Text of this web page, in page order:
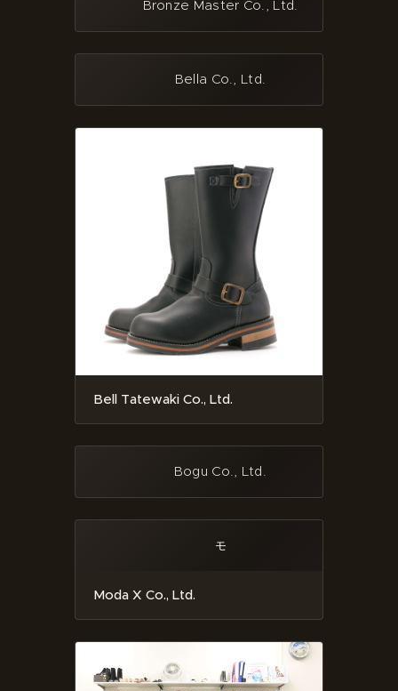
Bronze Master Co., Ltd.
Bella Co., Ltd.
Bell Tatewaki Co., Ltd.
Bogu Co., Ltd.
モ
Moda X Co., Ltd.